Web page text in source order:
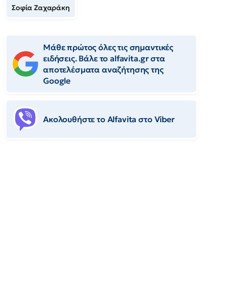
Σοφία Ζαχαράκη
Μάθε πρώτος όλες τις σημαντικές
ειδήσεις. Βάλε το alfavita.gr στα
αποτελέσματα αναζήτησης της
Google
Ακολουθήστε το Αlfavita στο Viber